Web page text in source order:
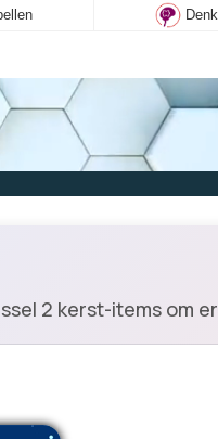
2 kerst-items om